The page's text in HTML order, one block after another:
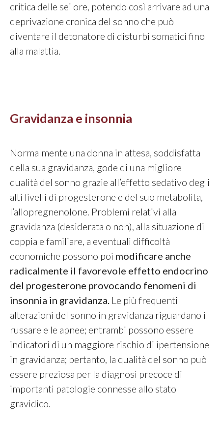
critica delle sei ore, potendo così arrivare ad una
deprivazione cronica del sonno che può
diventare il detonatore di disturbi somatici fino
alla malattia.
Gravidanza e insonnia
Normalmente una donna in attesa, soddisfatta
della sua gravidanza, gode di una migliore
qualità del sonno grazie all’effetto sedativo degli
alti livelli di progesterone e del suo metabolita,
l’allopregnenolone. Problemi relativi alla
gravidanza (desiderata o non), alla situazione di
coppia e familiare, a eventuali difficoltà
economiche possono poi modificare anche
radicalmente il favorevole effetto endocrino
del progesterone provocando fenomeni di
insonnia in gravidanza. Le più frequenti
alterazioni del sonno in gravidanza riguardano il
russare e le apnee; entrambi possono essere
indicatori di un maggiore rischio di ipertensione
in gravidanza; pertanto, la qualità del sonno può
essere preziosa per la diagnosi precoce di
importanti patologie connesse allo stato
gravidico.